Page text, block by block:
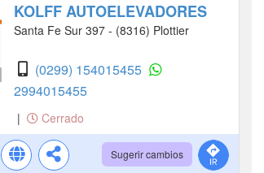
KOLFF AUTOELEVADORES
Santa Fe Sur 397 - (8316) Plottier
(0299) 154015455
2994015455
| Cerrado
Sugerir cambios